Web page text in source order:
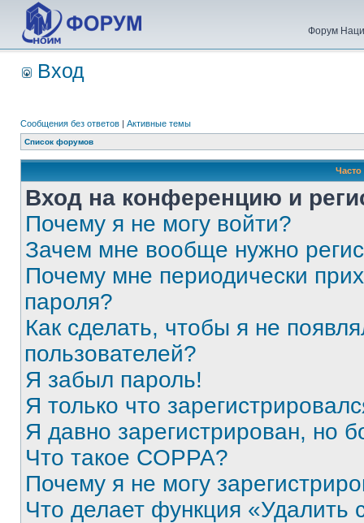
Форум
Вход
Сообщения без ответов | Активные темы
Список форумов
Вход на конференцию и
Почему я не могу войти?
Зачем мне вообще нужно
Почему мне периодически
пароля?
Как сделать, чтобы я не
пользователей?
Я забыл пароль!
Я только что
Я давно зарегистрирован, но
Что такое COPPA?
Почему я не могу
Что делает функция «Удалить